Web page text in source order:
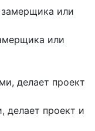
или
делает проект и